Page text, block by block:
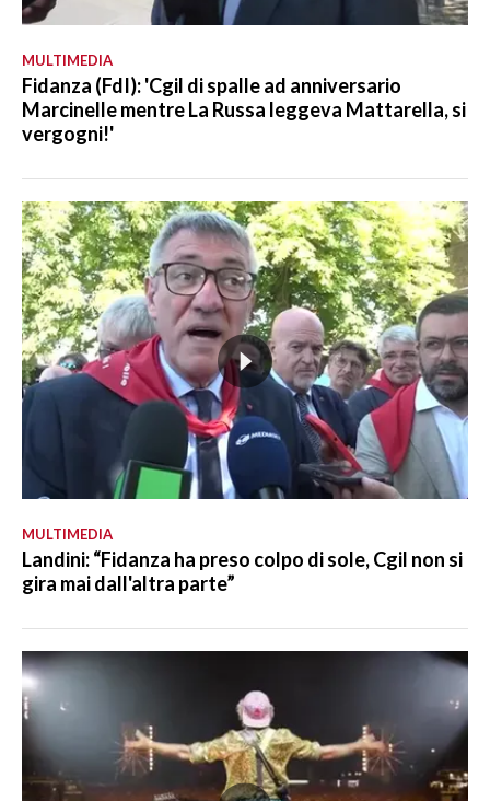
MULTIMEDIA
Fidanza (FdI): 'Cgil di spalle ad anniversario
Marcinelle mentre La Russa leggeva Mattarella, si
vergogni!'
MULTIMEDIA
Landini: “Fidanza ha preso colpo di sole, Cgil non si
gira mai dall'altra parte”